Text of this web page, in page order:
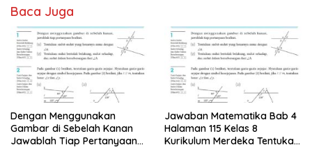
Baca Juga
Dengan Menggunakan
Gambar di Sebelah Kanan
Jawablah Tiap Pertanyaan
Jawaban Matematika Bab 4
Halaman 115 Kelas 8
Kurikulum Merdeka Tentukan